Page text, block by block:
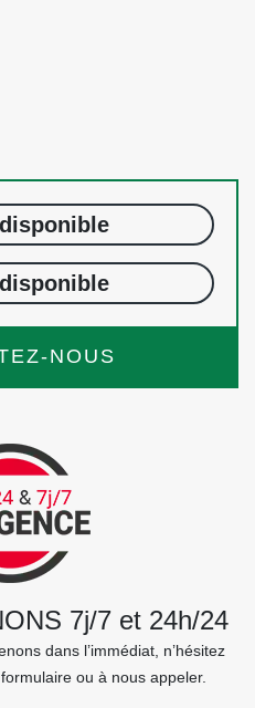
NOUS
7j/7 et 24h/24
dans l’immédiat, n’hésitez
ou à nous appeler.